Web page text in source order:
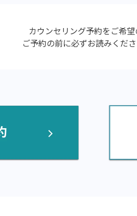
カウンセリング予約を ご希
ご予約の前に必ずお読みくだ